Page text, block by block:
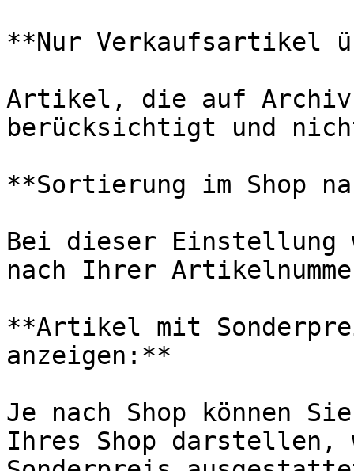
**Nur Verkaufsartikel
Artikel, die auf Archiv
berücksichtigt und
**Sortierung im Shop
Bei dieser Einstellung
nach Ihrer
**Artikel mit
anzeigen:**
Je nach Shop können
Ihres Shop darstellen,